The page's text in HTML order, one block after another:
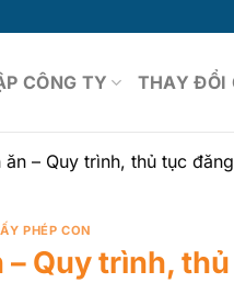
CÔNG TY THAY ĐỔI
– Quy trình, thủ tục
PHÉP CON
Quy trình,